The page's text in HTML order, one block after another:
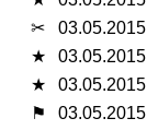
✂
03.05.2015
★
03.05.2015
★
03.05.2015
⚑
03.05.2015